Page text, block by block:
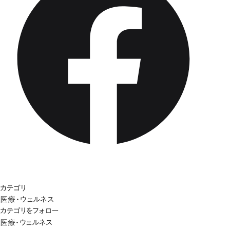
カテゴリ
医療・ウェルネス
カテゴリをフォロー
医療・ウェルネス